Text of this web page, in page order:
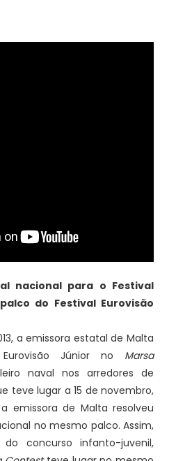
nacional para o Festival
do Festival Eurovisão
a emissora estatal de Malta
Júnior no Marsa
naval nos arredores de
teve lugar a 15 de novembro,
emissora de Malta resolveu
no mesmo palco. Assim,
concurso infanto-juvenil,